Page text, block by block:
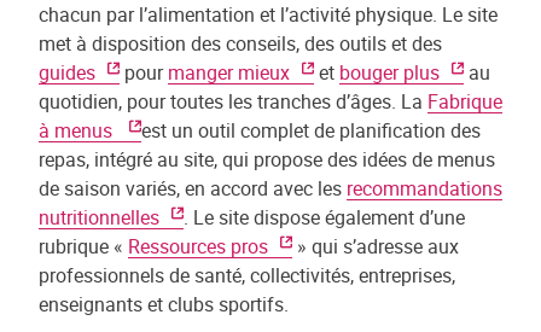
chacun par l’alimentation et l’activité physique. Le site
met à disposition des conseils, des outils et des
guides
pourmanger mieux et bouger plus
au
quotidien, pour toutes les tranches d’âges. La Fabrique
à menus
est un outil complet de planification des
repas, intégré au site, qui propose des idées de menus
de saison variés, en accord avec les recommandations
nutritionnelles
. Le site dispose également d’une
rubrique « Ressources pros
» qui s’adresse aux
professionnels de santé, collectivités, entreprises,
enseignants et clubs sportifs.